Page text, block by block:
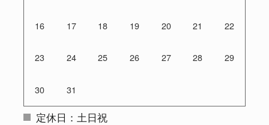
16 17 18 19 20 21 22
23 24 25 26 27 28 29
30 31
定休日：土日祝